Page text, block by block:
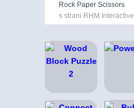
Rock Paper Scissors
s strani RHM Interactive